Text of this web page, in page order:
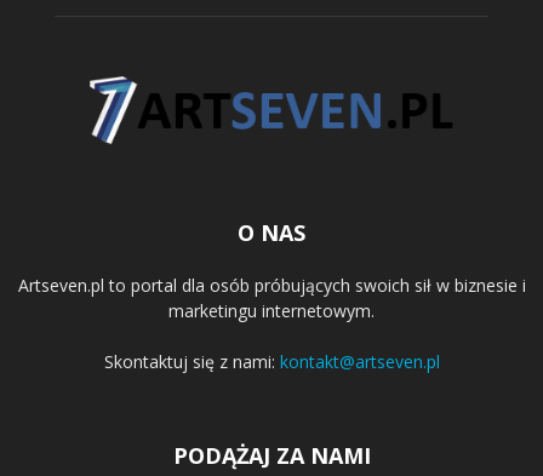
O NAS
Artseven.pl to portal dla osób próbujących swoich sił w biznesie i
marketingu internetowym.
Skontaktuj się z nami: kontakt@artseven.pl
PODĄŻAJ ZA NAMI